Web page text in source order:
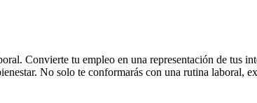
Convierte tu empleo en una representación de tus
No solo te conformarás con una rutina laboral,